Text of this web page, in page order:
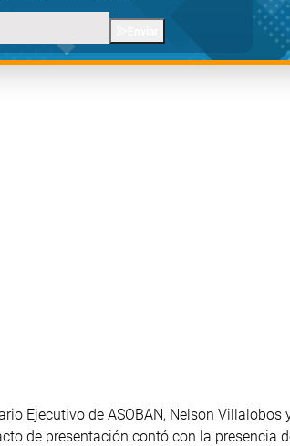
Ejecutivo de ASOBAN, Nelson Villalobos
de presentación contó con la presencia